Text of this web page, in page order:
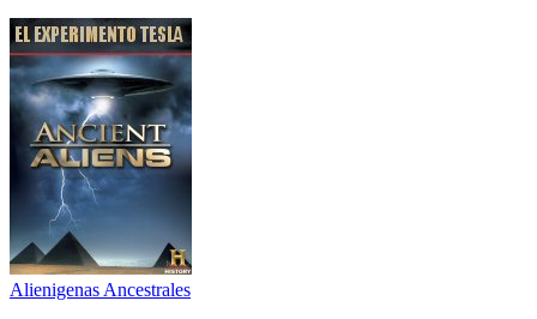
Alienigenas Ancestrales